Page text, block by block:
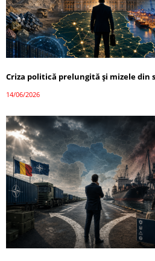
Criza politică prelungită și mizele
14/06/2026